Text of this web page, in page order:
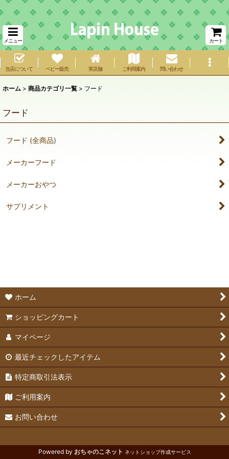
メニュー カート
当店について ベビー販売 実店舗 ご利用案内 問い合わせ
ホーム > 商品カテゴリ一覧 > フード
フード
フード (全商品)
メーカーフード
メーカーおやつ
サプリメント
ホーム
ショッピングカート
マイページ
最近チェックしたアイテム
特定商取引法表示
ご利用案内
お問い合わせ
Powered by おちゃのこネット ネットショップ作成サービス